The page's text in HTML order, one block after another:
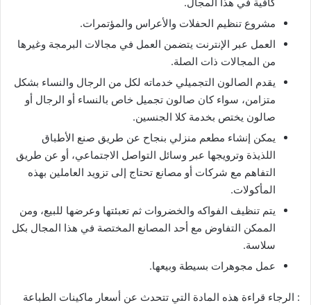
مشروع تنظيم الحفلات والأعراس والمؤتمرات.
العمل عبر الإنترنت يتضمن العمل في مجالات البرمجة وغيرها
من المجالات ذات الصلة.
يقدم الصالون التجميلي خدماته لكل من الرجال والنساء بشكل
متزامن، سواء كان صالون تجميل خاص بالنساء أو الرجال أو
صالون يختص بخدمة كلا الجنسين.
يمكن إنشاء مطعم منزلي بنجاح عن طريق صنع الأطباق
اللذيذة وترويجها عبر وسائل التواصل الاجتماعي، أو عن طريق
التفاهم مع شركات أو مصانع تحتاج إلى تزويد العاملين بهذه
المأكولات.
يتم تنظيف الفواكه والخضروات ثم تعبئتها وعرضها للبيع، ومن
الممكن التفاوض مع أحد المصانع المختصة في هذا المجال بكل
سلاسة.
عمل مجوهرات بسيطة وبيعها.
: الرجاء قراءة هذه المادة التي تتحدث عن أسعار ماكينات الطباعة